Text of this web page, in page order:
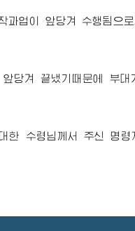
업이 앞당겨 수행됨으
당겨 끝냈기때문에 부
한 수령님께서 주신 명령